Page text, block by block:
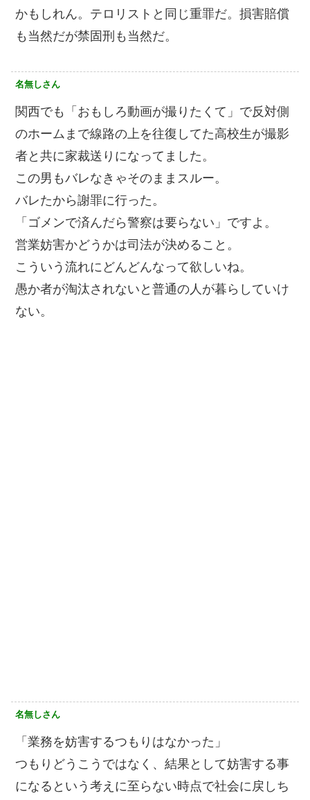
かもしれん。テロリストと同じ重罪だ。損害賠償
も当然だが禁固刑も当然だ。
名無しさん
関西でも「おもしろ動画が撮りたくて」で反対側
のホームまで線路の上を往復してた高校生が撮影
者と共に家裁送りになってました。
この男もバレなきゃそのままスルー。
バレたから謝罪に行った。
「ゴメンで済んだら警察は要らない」ですよ。
営業妨害かどうかは司法が決めること。
こういう流れにどんどんなって欲しいね。
愚か者が淘汰されないと普通の人が暮らしていけ
ない。
名無しさん
「業務を妨害するつもりはなかった」
つもりどうこうではなく、結果として妨害する事
になるという考えに至らない時点で社会に戻しち